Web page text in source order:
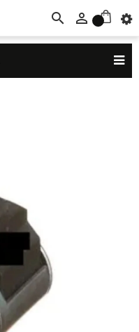
 